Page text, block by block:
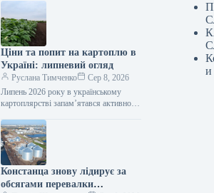
Ціни та попит на картоплю в
Україні: липневий огляд
Руслана Тимченко
Сер 8, 2026
Липень 2026 року в українському
картоплярстві запам’ятався активною
презентацією першого
загальнонаціонального дослідження
споживання картоплі, сезонним
зниженням…
Констанца знову лідирує за
обсягами перевалки
и